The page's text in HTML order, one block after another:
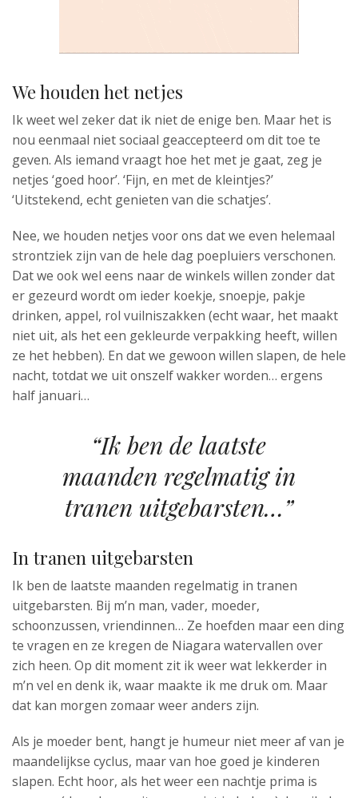
We houden het netjes
Ik weet wel zeker dat ik niet de enige ben. Maar het is
nou eenmaal niet sociaal geaccepteerd om dit toe te
geven. Als iemand vraagt hoe het met je gaat, zeg je
netjes ‘goed hoor’. ‘Fijn, en met de kleintjes?’
‘Uitstekend, echt genieten van die schatjes’.
Nee, we houden netjes voor ons dat we even helemaal
strontziek zijn van de hele dag poepluiers verschonen.
Dat we ook wel eens naar de winkels willen zonder dat
er gezeurd wordt om ieder koekje, snoepje, pakje
drinken, appel, rol vuilniszakken (echt waar, het maakt
niet uit, als het een gekleurde verpakking heeft, willen
ze het hebben). En dat we gewoon willen slapen, de hele
nacht, totdat we uit onszelf wakker worden… ergens
half januari…
“Ik ben de laatste
maanden regelmatig in
tranen uitgebarsten…”
In tranen uitgebarsten
Ik ben de laatste maanden regelmatig in tranen
uitgebarsten. Bij m’n man, vader, moeder,
schoonzussen, vriendinnen… Ze hoefden maar een ding
te vragen en ze kregen de Niagara watervallen over
zich heen. Op dit moment zit ik weer wat lekkerder in
m’n vel en denk ik, waar maakte ik me druk om. Maar
dat kan morgen zomaar weer anders zijn.
Als je moeder bent, hangt je humeur niet meer af van je
maandelijkse cyclus, maar van hoe goed je kinderen
slapen. Echt hoor, als het weer een nachtje prima is